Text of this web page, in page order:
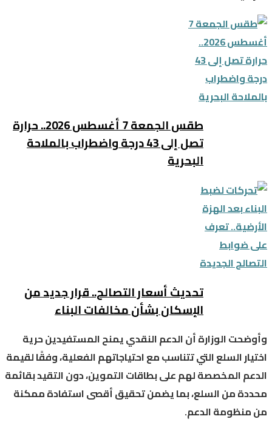
طقس الجمعة 7 أغسطس 2026.. حرارة
تصل إلى 43 درجة واضطراب بالملاحة
البحرية
تحديث أسعار التصالح.. قرار جديد من
الإسكان بشأن مخالفات البناء
وأوضحت الوزارة أن الدعم النقدي يمنح المستفيدين حرية
اختيار السلع التي تتناسب مع احتياجاتهم الفعلية، وفقًا لقيمة
الدعم المخصصة لهم على بطاقات التموين، دون التقيد بقائمة
محددة من السلع، بما يضمن تحقيق أقصى استفادة ممكنة
من منظومة الدعم.